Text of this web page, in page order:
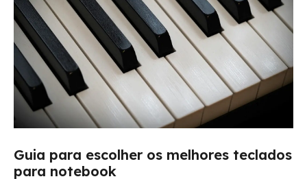
Guia para escolher os melhores teclados
para notebook